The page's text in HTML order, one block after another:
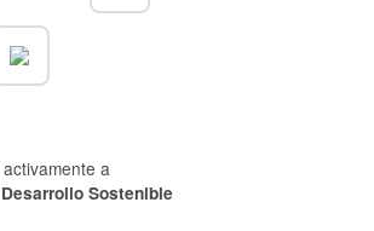
a
Sostenible